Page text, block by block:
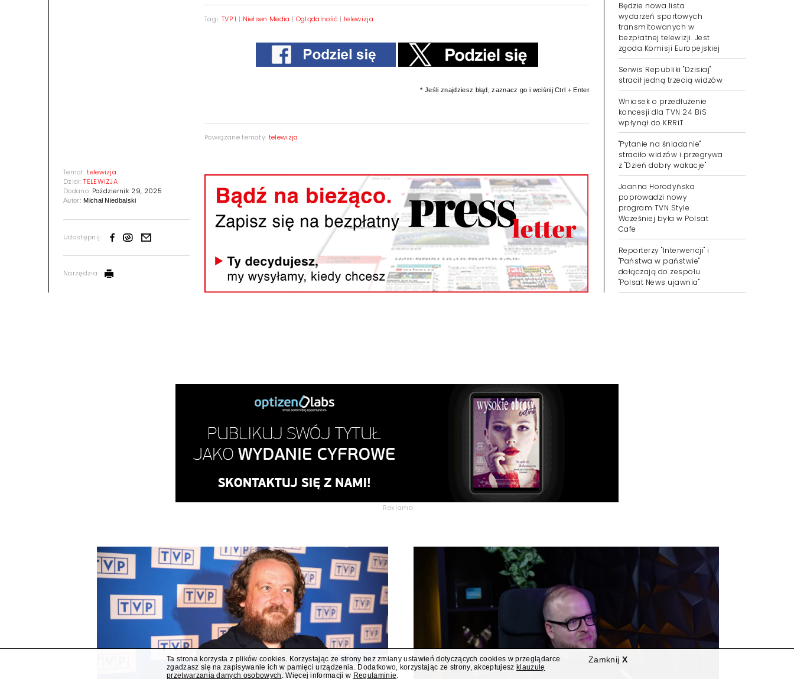
Temat:telewizja
Dział:TELEWIZJA
Dodano: Październik 29, 2025
Autor:Michał Niedbalski
Udostępnij:
Narzędzia:
Tagi: TVP 1 | Nielsen Media | Oglądalność |telewizja
* Jeśli znajdziesz błąd, zaznacz go i wciśnij Ctrl + Enter
Powiązane tematy: telewizja
Będzie nowa lista
wydarzeń sportowych
transmitowanych w
bezpłatnej telewizji. Jest
zgoda Komisji Europejskiej
Serwis Republiki "Dzisiaj"
stracił jedną trzecią widzów
Wniosek o przedłużenie
koncesji dla TVN 24 BiS
wpłynął do KRRiT
"Pytanie na śniadanie"
straciło widzów i przegrywa
z "Dzień dobry wakacje"
Joanna Horodyńska
poprowadzi nowy
program TVN Style.
Wcześniej była w Polsat
Cafe
Reporterzy "Interwencji" i
"Państwa w państwie"
dołączają do zespołu
"Polsat News ujawnia"
Reklama
Zamknij X
Ta strona korzysta z plików cookies. Korzystając ze strony bez zmiany ustawień dotyczących cookies w przeglądarce
zgadzasz się na zapisywanie ich w pamięci urządzenia. Dodatkowo, korzystając ze strony, akceptujesz klauzulę
przetwarzania danych osobowych . Więcej informacji w Regulaminie.